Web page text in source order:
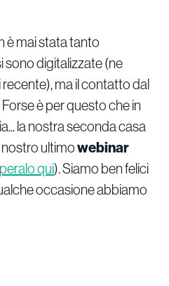
è mai stata tanto
sono digitalizzate (ne
recente), ma il contatto dal
è per questo che in
la nostra seconda casa
ultimowebinar
qui). Siamo ben felici
occasione abbiamo